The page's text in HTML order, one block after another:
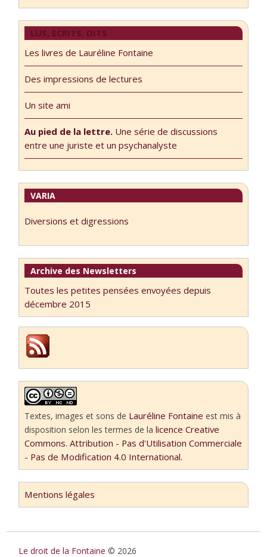
LUS, ECRITS, DITS
Les livres de Lauréline Fontaine
Des impressions de lectures
Un site ami
Au pied de la lettre. Une série de discussions
entre une juriste et un psychanalyste
VARIA
Diversions et digressions
Archive des Newsletters
Toutes les petites pensées envoyées depuis
décembre 2015
Textes, images et sons de Lauréline Fontaine est mis à
disposition selon les termes de lalicence Creative
Commons. Attribution - Pas d'Utilisation Commerciale
- Pas de Modification 4.0 International.
Mentions légales
Le droit de la Fontaine © 2026